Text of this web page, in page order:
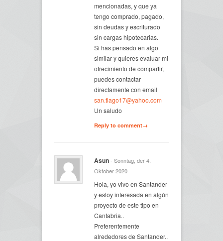
mencionadas, y que ya
tengo comprado, pagado,
sin deudas y escriturado
sin cargas hipotecarias.
Si has pensado en algo
similar y quieres evaluar mi
ofrecimiento de compartir,
puedes contactar
directamente con email
san.tiago17@yahoo.com
Un saludo
Reply to comment→
Asun- Sonntag, der 4.
Oktober 2020
Hola, yo vivo en Santander
y estoy interesada en algún
proyecto de este tipo en
Cantabria..
Preferentemente
alrededores de Santander..